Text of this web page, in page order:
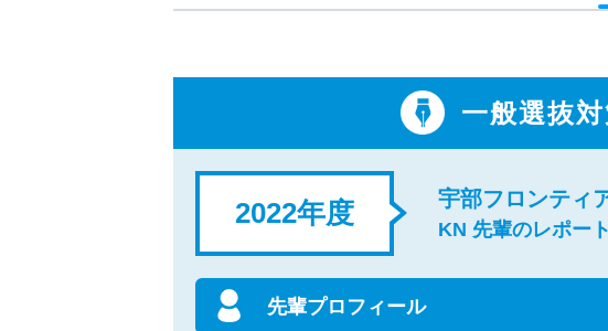
一般選抜
2022年度 宇部フロンティ
KN 先輩のレポート
先輩プロフィール